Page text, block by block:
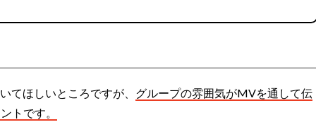
てほしいところですが、 グループの雰囲気がMVを通して伝
トです。